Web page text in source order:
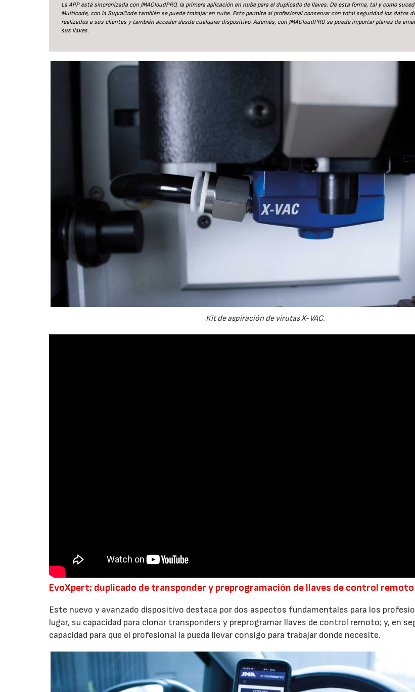
La APP está sincronizada con JMACloudPRO, la primera aplicación en nube para el duplicado de llaves. De esta forma, tal y como
Multicode, con la SupraCode también se puede trabajar en nube. Esto permite al profesional conservar con total seguridad los datos
realizados a sus clientes y también acceder desde cualquier dispositivo. Además, con JMACloudPRO se puede importar planes de
sus llaves.
Kit de aspiración de virutas X-VAC.
EvoXpert: duplicado de transponder y preprogramación de llaves de control remoto
Este nuevo y avanzado dispositivo destaca por dos aspectos fundamentales para los
lugar, su capacidad para clonar transponders y preprogramar llaves de control remoto; y, en
capacidad para que el profesional la pueda llevar consigo para trabajar donde necesite.